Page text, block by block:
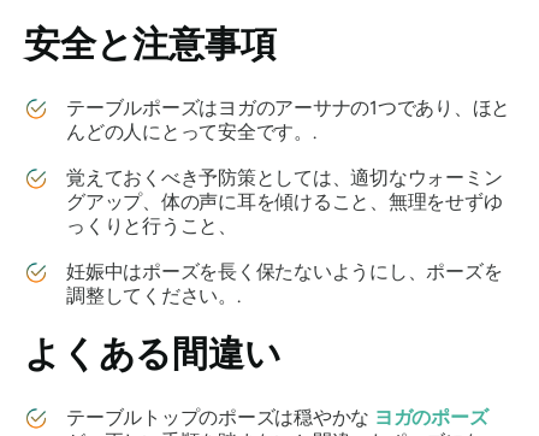
安全と注意事項
テーブルポーズはヨガのアーサナの1つであり、ほと
んどの人にとって安全です。.
覚えておくべき予防策としては、適切なウォーミン
グアップ、体の声に耳を傾けること、無理をせずゆ
っくりと行うこと、
妊娠中はポーズを長く保たないようにし、ポーズを
調整してください。.
よくある間違い
テーブルトップのポーズは穏やかな ヨガのポーズ